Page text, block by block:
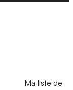
Ma liste de